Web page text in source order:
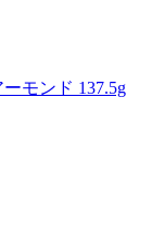
モンド 137.5g